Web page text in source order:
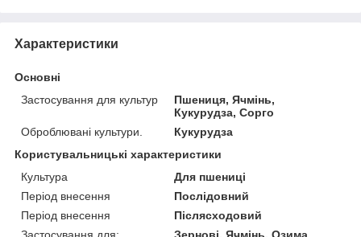
Характеристики
Основні
Застосування для культур
Пшениця, Ячмінь,
Кукурудза, Сорго
Оброблювані культури.
Кукурудза
Користувальницькі характеристики
Культура
Для пшениці
Період внесення
Послідовний
Період внесення
Післясходовий
Застосування для:
Зернові, Ячмінь, Озима